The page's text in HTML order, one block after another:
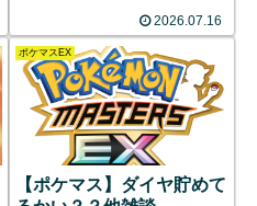
番マシな性能してるの誰？
2026.07.16
ポケマスEX
【ポケマス】ダイヤ貯めて